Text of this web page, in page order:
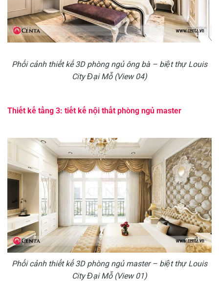
Phối cảnh thiết kế 3D phòng ngủ ông bà – biệt thự Louis
City Đại Mỗ (View 04)
Thiết kế tầng 3: tiết kế nội thất phòng ngủ master
Phối cảnh thiết kế 3D phòng ngủ master – biệt thự Louis
City Đại Mỗ (View 01)